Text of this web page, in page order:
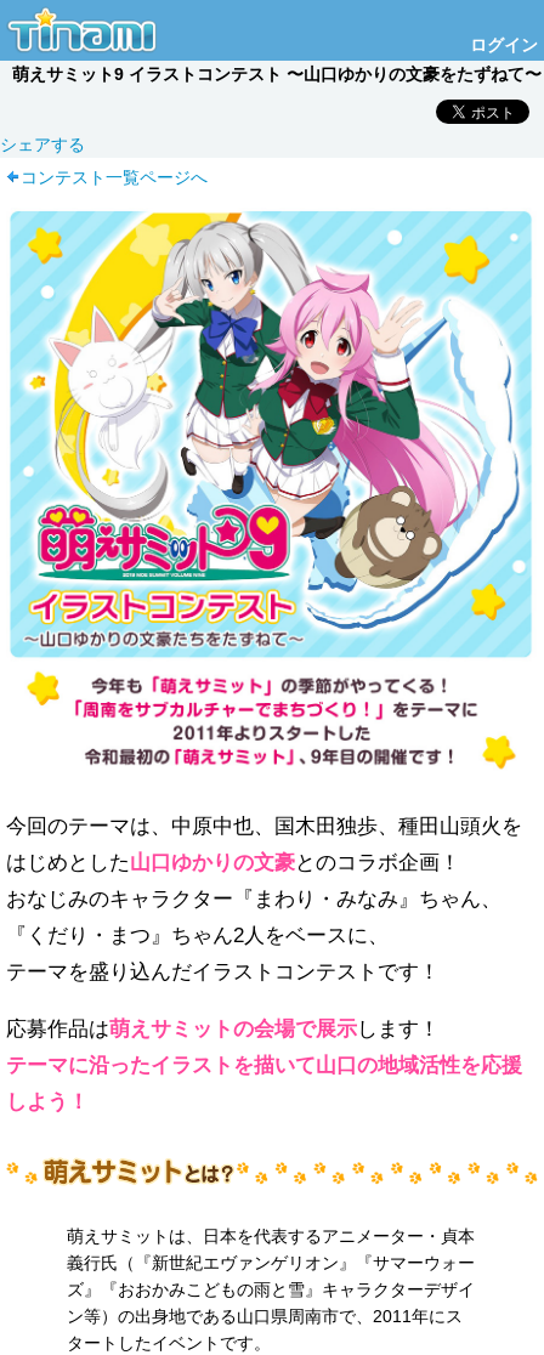
ログイン
萌えサミット9 イラストコンテスト 〜山口ゆかりの文豪をたずねて〜
シェアする
コンテスト一覧ページへ
今回のテーマは、中原中也、国木田独歩、種田山頭火を
はじめとした山口ゆかりの文豪とのコラボ企画！
おなじみのキャラクター『まわり・みなみ』ちゃん、
『くだり・まつ』ちゃん2人をベースに、
テーマを盛り込んだイラストコンテストです！
応募作品は萌えサミットの会場で展示します！
テーマに沿ったイラストを描いて山口の地域活性を応援
しよう！
萌えサミットは、日本を代表するアニメーター・貞本
義行氏（『新世紀エヴァンゲリオン』『サマーウォー
ズ』『おおかみこどもの雨と雪』キャラクターデザイ
ン等）の出身地である山口県周南市で、2011年にス
タートしたイベントです。